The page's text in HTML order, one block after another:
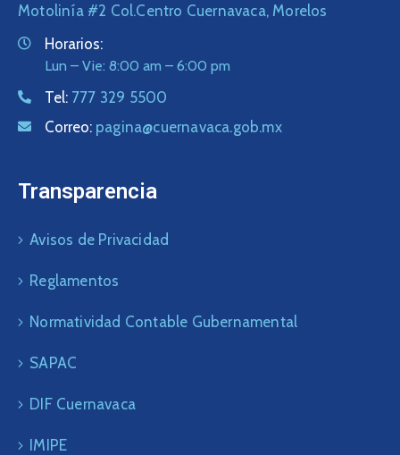
Motolinía #2 Col.Centro Cuernavaca, Morelos
Horarios:
Lun – Vie: 8:00 am – 6:00 pm
Tel: 777 329 5500
Correo: pagina@cuernavaca.gob.mx
Transparencia
Avisos de Privacidad
Reglamentos
Normatividad Contable Gubernamental
SAPAC
DIF Cuernavaca
IMIPE